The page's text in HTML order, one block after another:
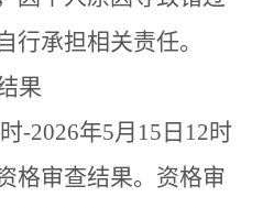
行承担相关责任。
果
时-2026年5月 15 日 12时
格审查结果。资格审